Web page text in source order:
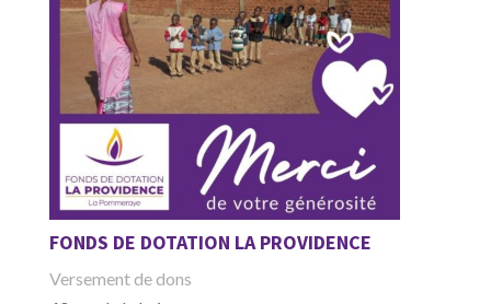
FONDS DE DOTATION LA PROVIDENCE
Versement de dons